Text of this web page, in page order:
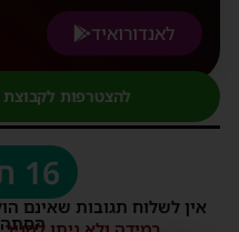
לאנדורואיד
להצטרפות לקבוצת
16 תגובות
אין לשלוח תגובות שאינם
הסתה